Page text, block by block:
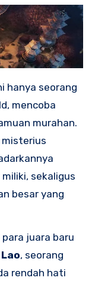
hanya seorang
mencoba
murahan.
misterius
sekaligus
besar yang
juara baru
, seorang
rendah hati